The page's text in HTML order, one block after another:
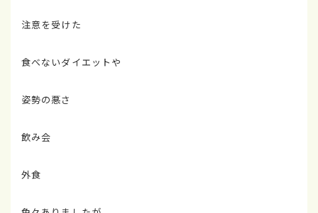
注意を受けた
食べないダイエットや
姿勢の悪さ
飲み会
外食